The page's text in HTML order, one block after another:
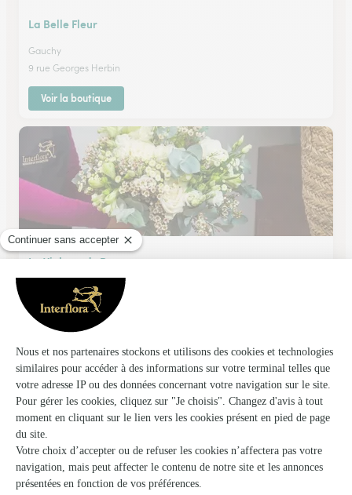
La Belle Fleur
Gauchy
9 rue Georges Herbin
Voir la boutique
La Violette de Parme
St Quentin
★★★★4.5 (110)
63, rue Emile Zola
Voir la boutique